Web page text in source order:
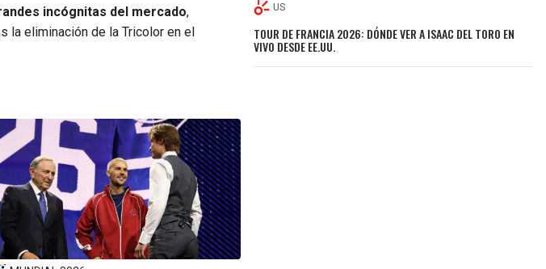
incógnitas del mercado,
la eliminación de la Tricolor en el
US
TOUR DE FRANCIA 2026: DÓNDE VER A ISAAC DEL TORO EN
VIVO DESDE EE.UU.